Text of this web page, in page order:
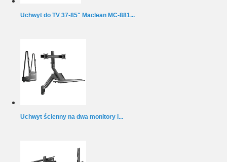
Uchwyt do TV 37-85" Maclean MC-881...
Uchwyt ścienny na dwa monitory i...